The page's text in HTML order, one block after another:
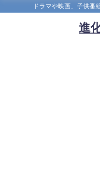
ドラマや映画、子供番
進